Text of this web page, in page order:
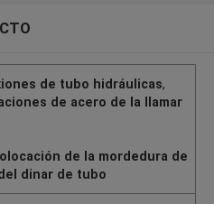
de tubo hidráulicas,
de acero de la llamar
de la mordedura de
dinar de tubo